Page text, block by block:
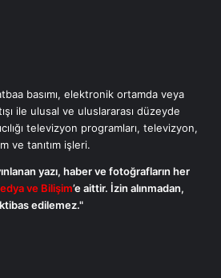
basımı, elektronik ortamda veya
ile ulusal ve uluslararası düzeyde
televizyon programları, televizyon,
ve tanıtım işleri.
yazı, haber ve fotoğrafların her
ve Bilişim’e aittir. İzin alınmadan,
edilemez."